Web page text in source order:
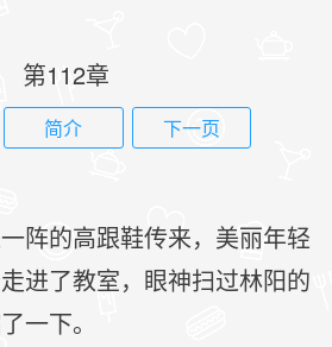
第112章
简介 下一页
阵的高跟鞋传来，美丽年轻
进了教室，眼神扫过林阳的
一下。